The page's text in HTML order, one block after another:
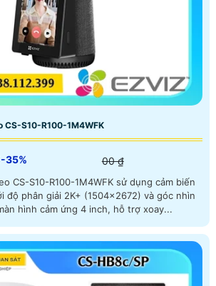
CS-S10-R100-1M4WFK
35% 00 ₫
CS-S10-R100-1M4WFK sử dụng cảm biến
độ phân giải 2K+ (1504×2672) và góc nhìn
hợp màn hình cảm ứng 4 inch, hỗ trợ xoay...